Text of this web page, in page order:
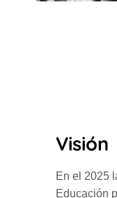
Visión
En el 2025
Educación